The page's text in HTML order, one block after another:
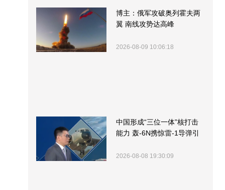
博主：俄军攻破奥列霍夫两
翼 南线攻势达高峰
2026-08-09 10:06:18
中国形成“三位一体”核打击
能力 轰-6N携惊雷-1导弹引
2026-08-08 19:30:09